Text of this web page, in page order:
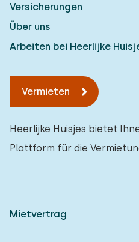
Versicherungen
Über uns
Arbeiten bei Heerlijke
Vermieten
Heerlijke Huisjes bietet
Plattform für die
Mietvertrag